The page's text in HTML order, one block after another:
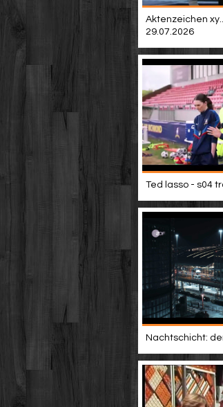
Aktenzeichen
29.07.2026
Ted lasso - s04
Nachtschicht: